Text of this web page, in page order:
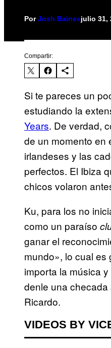
PorJosh Bainesjulio 31,
Compartir:
Si te pareces un
estudiando la
Years. De verdad,
de un momento en
irlandeses y las
perfectos. El Ibiza
chicos volaron
Ku, para los no
como un paraíso
ganar el
mundo», lo cual es
importa la música
denle una
Ricardo.
VIDEOS BY